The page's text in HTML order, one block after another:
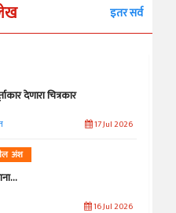
इतर सर्व
देणारा चित्रकार
17 Jul 2026
अंश
16 Jul 2026